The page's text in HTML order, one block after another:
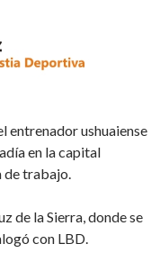
entrenador ushuaiense
en la capital
de trabajo.
de la Sierra, donde se
con LBD.